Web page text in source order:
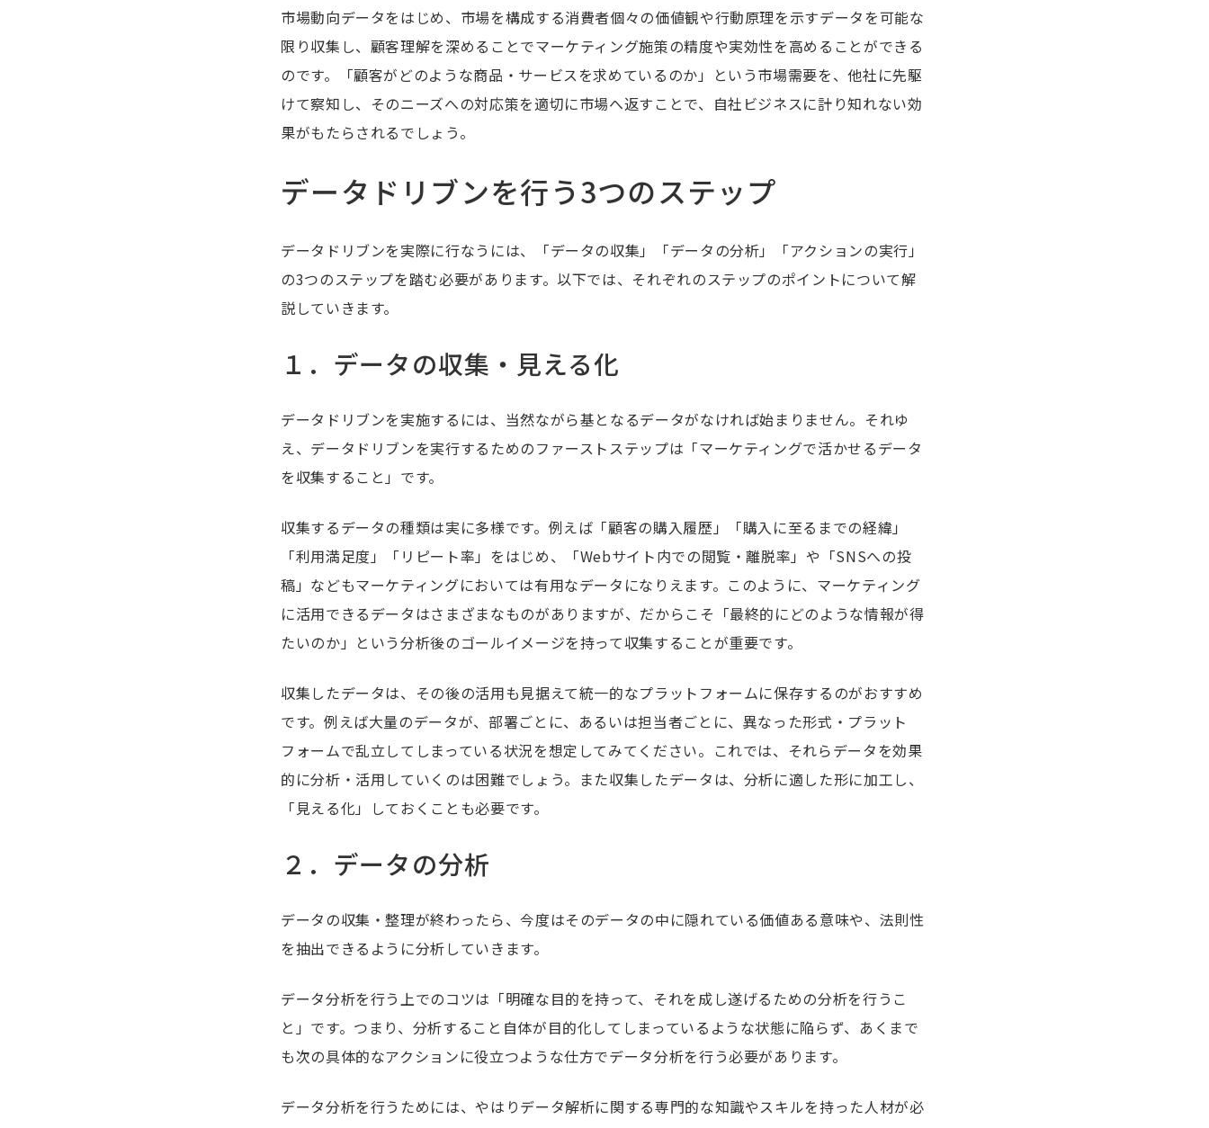
市場動向データをはじめ、市場を構成する消費者個々の価値観や行動原理を示すデータを可能な
限り収集し、顧客理解を深めることでマーケティング施策の精度や実効性を高めることができる
のです。「顧客がどのような商品・サービスを求めているのか」という市場需要を、他社に先駆
けて察知し、そのニーズへの対応策を適切に市場へ返すことで、自社ビジネスに計り知れない効
果がもたらされるでしょう。
データドリブンを行う3つのステップ
データドリブンを実際に行なうには、「データの収集」「データの分析」「アクションの実行」
の3つのステップを踏む必要があります。以下では、それぞれのステップのポイントについて解
説していきます。
１．データの収集・見える化
データドリブンを実施するには、当然ながら基となるデータがなければ始まりません。それゆ
え、データドリブンを実行するためのファーストステップは「マーケティングで活かせるデータ
を収集すること」です。
収集するデータの種類は実に多様です。例えば「顧客の購入履歴」「購入に至るまでの経緯」
「利用満足度」「リピート率」をはじめ、「Webサイト内での閲覧・離脱率」や「SNSへの投
稿」などもマーケティングにおいては有用なデータになりえます。このように、マーケティング
に活用できるデータはさまざまなものがありますが、だからこそ「最終的にどのような情報が得
たいのか」という分析後のゴールイメージを持って収集することが重要です。
収集したデータは、その後の活用も見据えて統一的なプラットフォームに保存するのがおすすめ
です。例えば大量のデータが、部署ごとに、あるいは担当者ごとに、異なった形式・プラット
フォームで乱立してしまっている状況を想定してみてください。これでは、それらデータを効果
的に分析・活用していくのは困難でしょう。また収集したデータは、分析に適した形に加工し、
「見える化」しておくことも必要です。
２．データの分析
データの収集・整理が終わったら、今度はそのデータの中に隠れている価値ある意味や、法則性
を抽出できるように分析していきます。
データ分析を行う上でのコツは「明確な目的を持って、それを成し遂げるための分析を行うこ
と」です。つまり、分析すること自体が目的化してしまっているような状態に陥らず、あくまで
も次の具体的なアクションに役立つような仕方でデータ分析を行う必要があります。
データ分析を行うためには、やはりデータ解析に関する専門的な知識やスキルを持った人材が必